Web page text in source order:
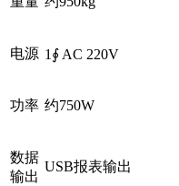
电源 1∮ AC 220V
功率 约750W
数据
输出
USB报表输出